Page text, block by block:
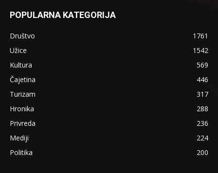
POPULARNA KATEGORIJA
Društvo
1761
Užice
1542
Kultura
569
Čajetina
446
Turizam
317
Hronika
288
Privreda
236
Mediji
224
Politika
200